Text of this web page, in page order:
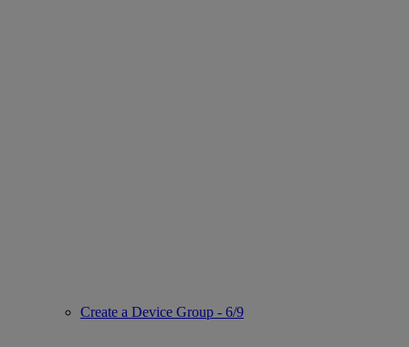
Create a Device Group - 6/9